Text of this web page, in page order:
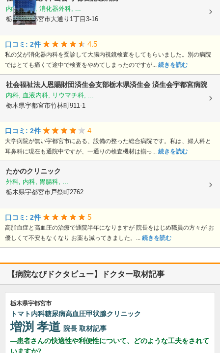
内科, 外科, 消化器外科, ...
栃木県宇都宮市大通り1丁目3-16
口コミ: 2件 4.5
私の父が消化器内科を受診して大腸内視鏡検査をしてもらいました。別の病院
ではとても痛くて途中で検査をやめてしまったのですが... 続きを読む
社会福祉法人恩賜財団済生会支部栃木県済生会 済生会宇都宮病院
内科, 血液内科, リウマチ科, ...
栃木県宇都宮市竹林町911-1
口コミ: 2件 4
大学病院が無い宇都宮市にある、設備の整った総合病院です。私は、婦人科と
耳鼻科に現在も通院中ですが、一通りの検査機材は揃っ... 続きを読む
たかのクリニック
外科, 内科, 胃腸科, ...
栃木県宇都宮市戸祭町2762
口コミ: 2件 5
高脂血症と高血圧の治療で通院半年になりますが 院長をはじめ職員の方々が お
優しくて不安もなくなり お薬も減ってきました。... 続きを読む
【病院なびドクタビュー】ドクター取材記事
栃木県宇都宮市
トマト内科糖尿病高血圧甲状腺クリニック
増渕 孝道 院長 取材記事
患者さんの快適性や利便性について、どのような工夫をされて
いますか?